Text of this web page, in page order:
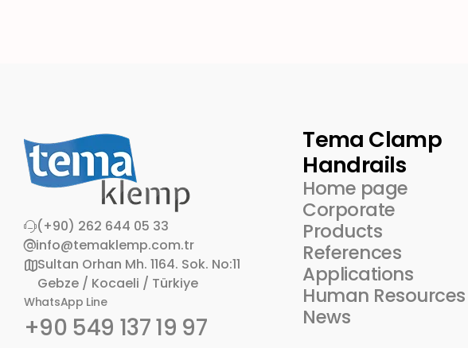
(+90) 262 644 05 33
info@temaklemp.com.tr
Sultan Orhan Mh. 1164. Sok. No:11
Gebze / Kocaeli / Türkiye
WhatsApp Line
+90 549 137 19 97
Tema Clamp
Handrails
Home page
Corporate
Products
References
Applications
Human Resources
News